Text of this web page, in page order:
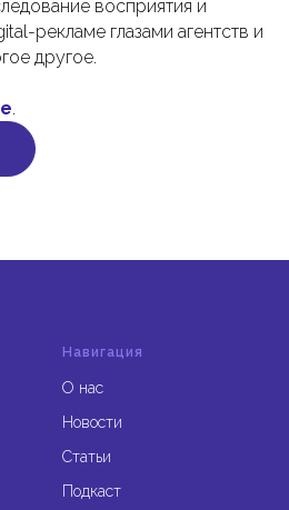
восприятия и
рекламе глазами агентств и
другое.
.
Навигация
О нас
Новости
Статьи
Подкаст